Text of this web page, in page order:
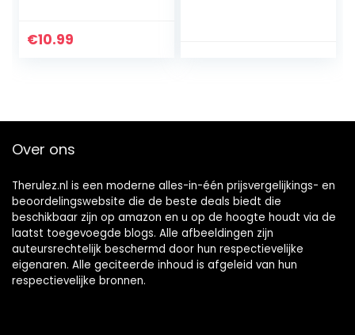
Sneaker Netted
€10.99
Over ons
Therulez.nl is een moderne alles-in-één prijsvergelijkings- en
beoordelingswebsite die de beste deals biedt die
beschikbaar zijn op amazon en u op de hoogte houdt via de
laatst toegevoegde blogs. Alle afbeeldingen zijn
auteursrechtelijk beschermd door hun respectievelijke
eigenaren. Alle geciteerde inhoud is afgeleid van hun
respectievelijke bronnen.